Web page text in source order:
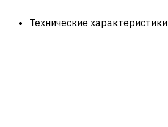
Технические характеристики